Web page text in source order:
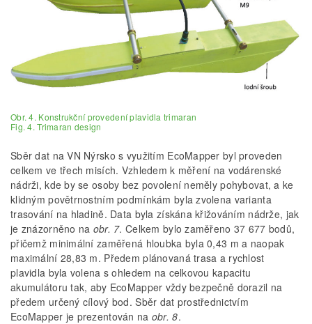
Obr. 4. Konstrukční provedení plavidla trimaran
Fig. 4. Trimaran design
Sběr dat na VN Nýrsko s využitím EcoMapper byl proveden
celkem ve třech misích. Vzhledem k měření na vodárenské
nádrži, kde by se osoby bez povolení neměly pohybovat, a ke
klidným povětrnostním podmínkám byla zvolena varianta
trasování na hladině. Data byla získána křižováním nádrže, jak
je znázorněno na obr. 7. Celkem bylo zaměřeno 37 677 bodů,
přičemž minimální zaměřená hloubka byla 0,43 m a naopak
maximální 28,83 m. Předem plánovaná trasa a rychlost
plavidla byla volena s ohledem na celkovou kapacitu
akumulátoru tak, aby EcoMapper vždy bezpečně dorazil na
předem určený cílový bod. Sběr dat prostřednictvím
EcoMapper je prezentován na obr. 8.